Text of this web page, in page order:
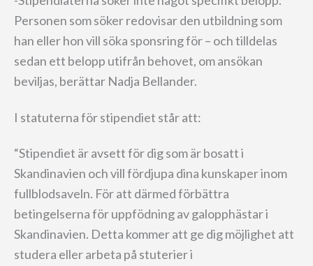
Personen som söker redovisar den utbildning som
han eller hon vill söka sponsring för – och tilldelas
sedan ett belopp utifrån behovet, om ansökan
beviljas, berättar Nadja Bellander.
I statuterna för stipendiet står att:
“Stipendiet är avsett för dig som är bosatt i
Skandinavien och vill fördjupa dina kunskaper inom
fullblodsaveln. För att därmed förbättra
betingelserna för uppfödning av galopphästar i
Skandinavien. Detta kommer att ge dig möjlighet att
studera eller arbeta på stuterier i